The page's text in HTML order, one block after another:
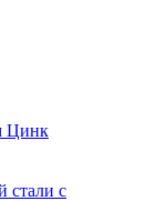
Цинк
стали с